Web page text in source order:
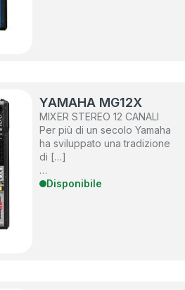
YAMAHA MG12X
MIXER STEREO 12 CANALI
Per più di un secolo Yamaha
ha sviluppato una tradizione
di […]
…
Disponibile